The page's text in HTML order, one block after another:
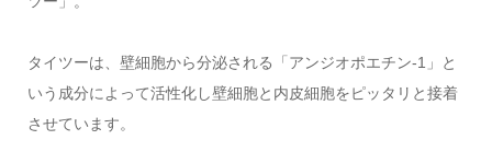
タイツーは、壁細胞から分泌される「アンジオポエチン-1」と
いう成分によって活性化し壁細胞と内皮細胞をピッタリと接着
させています。